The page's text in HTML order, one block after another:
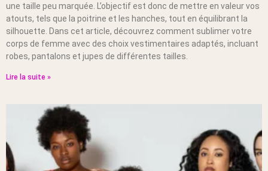
une taille peu marquée. L’objectif est donc de mettre en valeur vos
atouts, tels que la poitrine et les hanches, tout en équilibrant la
silhouette. Dans cet article, découvrez comment sublimer votre
corps de femme avec des choix vestimentaires adaptés, incluant
robes, pantalons et jupes de différentes tailles.
Lire la suite »